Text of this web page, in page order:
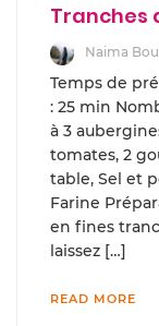
Tranches
Naima
Temps de
: 25 min
à 3
tomates, 2
table, Sel et
Farine
en fines
laissez […]
READ MORE